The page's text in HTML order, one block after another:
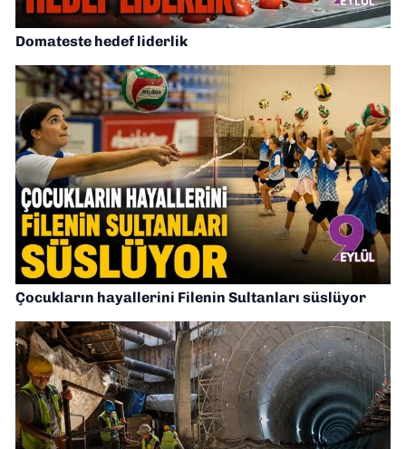
Domateste hedef liderlik
Çocukların hayallerini Filenin Sultanları süslüyor